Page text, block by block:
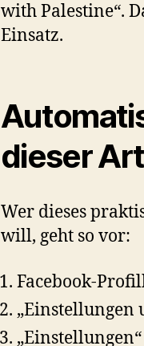
with Palestine“.
Einsatz.
dieser
Wer dieses
will, geht so vor:
Facebook-
„Einstellungen